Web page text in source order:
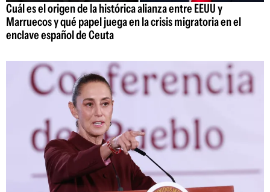
Cuál es el origen de la histórica alianza entre EEUU y
Marruecos y qué papel juega en la crisis migratoria en el
enclave español de Ceuta